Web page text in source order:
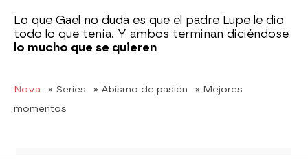
Lo que Gael no duda es que el padre Lupe le dio
todo lo que tenía. Y ambos terminan diciéndose
lo mucho que se quieren
Nova » Series » Abismo de pasión
» Mejores
momentos